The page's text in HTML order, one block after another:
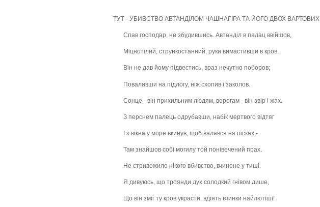
ТУТ - УБИВСТВО АВТАНДІЛОМ ЧАШНАГІРА ТА ЙОГО ДВОХ ВАРТОВИХ
Спав господар, не збудившись. Автанділ в палац ввійшов,
Міцнотілий, стрункостанний, руки вимастивши в кров.
Він не дав йому підвестись, враз нечутно поборов;
Поваливши на підлогу, ніж схопив і заколов.
Сонце - він прихильним людям, ворогам - він звір і жах.
З перснем палець одрубавши, набік мертвого відтяг
І з вікна у море вкинув, щоб валявся на пісках,-
Там знайшов собі могилу той понівечений прах.
Не стривожило нікого вбивство, вчинене у тиші.
Я дивуюсь, що троянди дух солодкий гнівом дише,
Що він зміг ту кров украсти, вдіять вчинки найлютіші!